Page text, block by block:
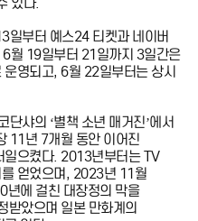
일부터 예스24 티켓과 네이버
월 19일부터 21일까지 3일간은
영되고, 6월 22일부터는 상시
단샤의 ‘별책 소년 매거진’에서
11년 7개월 동안 이어진
일으켰다. 2013년부터는 TV
얻었으며, 2023년 11월
년에 걸친 대장정의 막을
받았으며 일본 만화계의